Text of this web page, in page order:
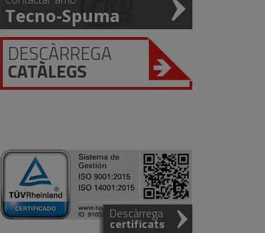
Tecno-Spuma
DESCÀRREGA
CATÀLEGS
Descàrrega
certificats